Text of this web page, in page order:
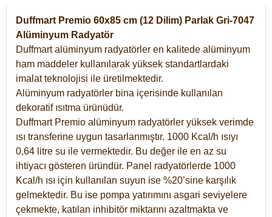
Duffmart Premio 60x85 cm (12 Dilim) Parlak Gri-7047
Alüminyum Radyatör
Duffmart alüminyum radyatörler en kalitede alüminyum
ham maddeler kullanılarak yüksek standartlardaki
imalat teknolojisi ile üretilmektedir.
Alüminyum radyatörler bina içerisinde kullanılan
dekoratif ısıtma ürünüdür.
Duffmart Premio alüminyum radyatörler yüksek verimde
ısı transferine uygun tasarlanmıştır. 1000 Kcal/h ısıyı
0,64 litre su ile vermektedir. Bu değer ile en az su
ihtiyacı gösteren üründür. Panel radyatörlerde 1000
Kcal/h ısı için kullanılan suyun ise %20’sine karşılık
gelmektedir. Bu ise pompa yatırımını asgari seviyelere
çekmekte, katılan inhibitör miktarını azaltmakta ve